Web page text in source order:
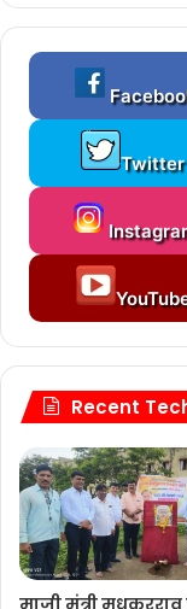
L
o
a
n
g
.
L
o
a
d
n
g
.
.
.
Twitter
L
o
a
g
.
L
o
a
d
n
g
.
.
.
YouTube
Recent